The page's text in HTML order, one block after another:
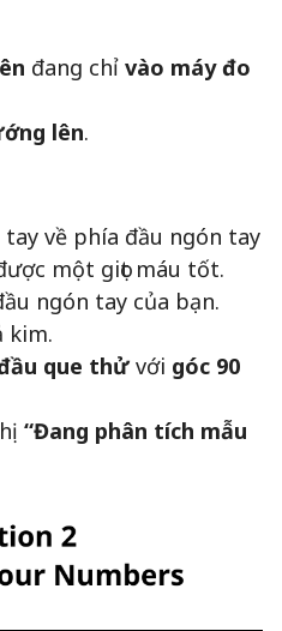
đang chỉ vào máy đo
lên.
về phía đầu ngón tay
một giọt máu tốt.
ngón tay của bạn.
kim.
que thử với góc 90
“Đang phân tích mẫu